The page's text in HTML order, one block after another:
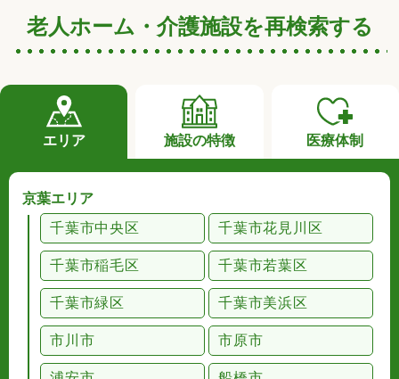
老人ホーム・介護施設を再検索する
エリア 施設の特徴 医療体制
京葉エリア
千葉市中央区
千葉市花見川区
千葉市稲毛区 千葉市若葉区
千葉市緑区 千葉市美浜区
市川市 市原市